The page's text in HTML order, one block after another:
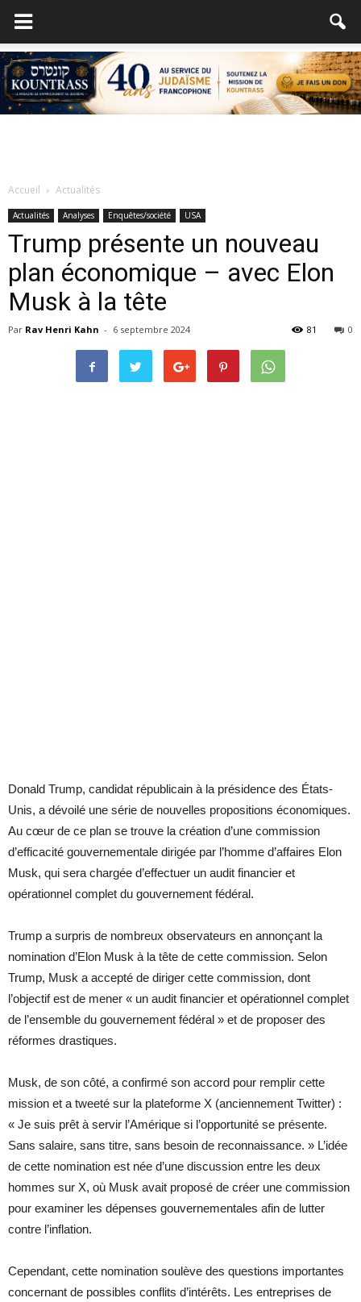
Accueil Actualités
Actualités Analyses Enquêtes/société USA
Trump présente un nouveau
plan économique – avec Elon
Musk à la tête
Par Rav Henri Kahn - 6 septembre 2024 0
81
Donald Trump, candidat républicain à la présidence des États-
Unis, a dévoilé une série de nouvelles propositions économiques.
Au cœur de ce plan se trouve la création d’une commission
d’efficacité gouvernementale dirigée par l’homme d’affaires Elon
Musk, qui sera chargée d’effectuer un audit financier et
opérationnel complet du gouvernement fédéral.
Trump a surpris de nombreux observateurs en annonçant la
nomination d’Elon Musk à la tête de cette commission. Selon
Trump, Musk a accepté de diriger cette commission, dont
l’objectif est de mener « un audit financier et opérationnel complet
de l’ensemble du gouvernement fédéral » et de proposer des
réformes drastiques.
Musk, de son côté, a confirmé son accord pour remplir cette
mission et a tweeté sur la plateforme X (anciennement Twitter) :
« Je suis prêt à servir l’Amérique si l’opportunité se présente.
Sans salaire, sans titre, sans besoin de reconnaissance. » L’idée
de cette nomination est née d’une discussion entre les deux
hommes sur X, où Musk avait proposé de créer une commission
pour examiner les dépenses gouvernementales afin de lutter
contre l’inflation.
Cependant, cette nomination soulève des questions importantes
concernant de possibles conflits d’intérêts. Les entreprises de